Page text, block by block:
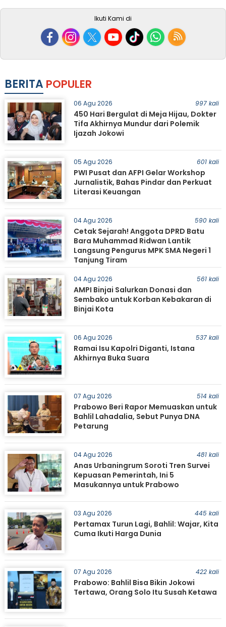
Ikuti Kami di
BERITA POPULER
06 Agu 2026 997 kali
450 Hari Bergulat di Meja Hijau, Dokter
Tifa Akhirnya Mundur dari Polemik
Ijazah Jokowi
05 Agu 2026 601 kali
PWI Pusat dan AFPI Gelar Workshop
Jurnalistik, Bahas Pindar dan Perkuat
Literasi Keuangan
04 Agu 2026 590 kali
Cetak Sejarah! Anggota DPRD Batu
Bara Muhammad Ridwan Lantik
Langsung Pengurus MPK SMA Negeri 1
Tanjung Tiram
04 Agu 2026 561 kali
AMPI Binjai Salurkan Donasi dan
Sembako untuk Korban Kebakaran di
Binjai Kota
06 Agu 2026 537 kali
Ramai Isu Kapolri Diganti, Istana
Akhirnya Buka Suara
07 Agu 2026 514 kali
Prabowo Beri Rapor Memuaskan untuk
Bahlil Lahadalia, Sebut Punya DNA
Petarung
04 Agu 2026 481 kali
Anas Urbaningrum Soroti Tren Survei
Kepuasan Pemerintah, Ini 5
Masukannya untuk Prabowo
03 Agu 2026 445 kali
Pertamax Turun Lagi, Bahlil: Wajar, Kita
Cuma Ikuti Harga Dunia
07 Agu 2026 422 kali
Prabowo: Bahlil Bisa Bikin Jokowi
Tertawa, Orang Solo Itu Susah Ketawa